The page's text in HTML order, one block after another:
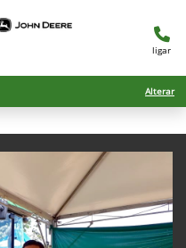
ligar
Alterar